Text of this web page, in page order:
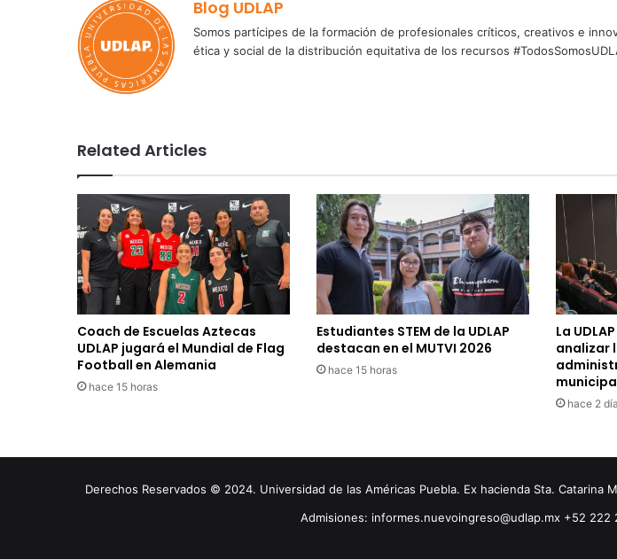
Blog UDLAP
Somos partícipes de la formación de profesionales críticos, creativos e
ética y social de la distribución equitativa de los recursos
Related Articles
Coach de Escuelas Aztecas
UDLAP jugará el Mundial de Flag
Football en Alemania
hace 15 horas
Estudiantes STEM de la UDLAP
destacan en el MUTVI 2026
hace 15 horas
La
analizar
hace 2
Derechos Reservados © 2024. Universidad de las Américas Puebla. Ex hacienda Sta. Catarina
Admisiones: informes.nuevoingreso@udlap.mx +52 222